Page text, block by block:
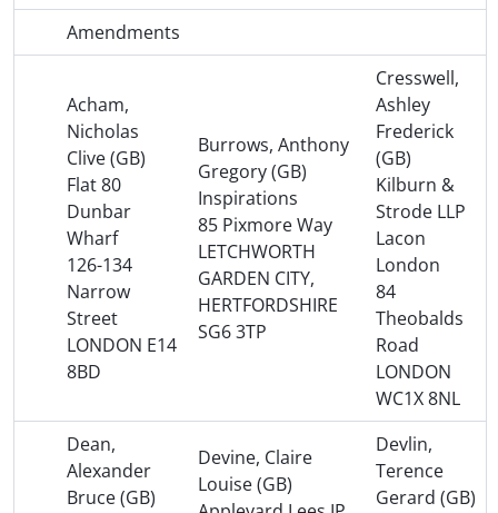
Amendments
Acham,
Nicholas
Clive (GB)
Flat 80
Dunbar
Wharf
126-134
Narrow
Street
LONDON E14
8BD
Burrows, Anthony
Gregory (GB)
Inspirations
85 Pixmore Way
LETCHWORTH
GARDEN CITY,
HERTFORDSHIRE
SG6 3TP
Cresswell,
Ashley
Frederick
(GB)
Kilburn &
Strode LLP
Lacon
London
84
Theobalds
Road
LONDON
WC1X 8NL
Dean,
Alexander
Bruce (GB)
Devine, Claire
Louise (GB)
Devlin,
Terence
Gerard (GB)